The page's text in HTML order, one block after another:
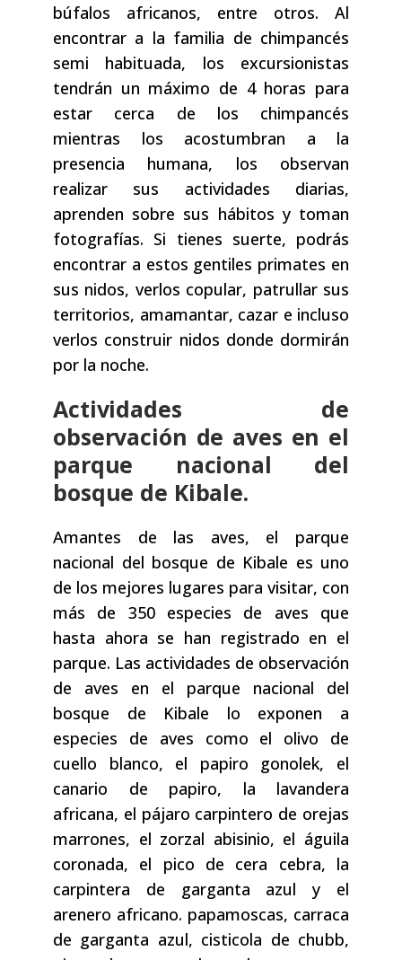
búfalos africanos, entre otros. Al
encontrar a la familia de chimpancés
semi habituada, los excursionistas
tendrán un máximo de 4 horas para
estar cerca de los chimpancés
mientras los acostumbran a la
presencia humana, los observan
realizar sus actividades diarias,
aprenden sobre sus hábitos y toman
fotografías. Si tienes suerte, podrás
encontrar a estos gentiles primates en
sus nidos, verlos copular, patrullar sus
territorios, amamantar, cazar e incluso
verlos construir nidos donde dormirán
por la noche.
Actividades de
observación de aves en el
parque nacional del
bosque de Kibale.
Amantes de las aves, el parque
nacional del bosque de Kibale es uno
de los mejores lugares para visitar, con
más de 350 especies de aves que
hasta ahora se han registrado en el
parque. Las actividades de observación
de aves en el parque nacional del
bosque de Kibale lo exponen a
especies de aves como el olivo de
cuello blanco, el papiro gonolek, el
canario de papiro, la lavandera
africana, el pájaro carpintero de orejas
marrones, el zorzal abisinio, el águila
coronada, el pico de cera cebra, la
carpintera de garganta azul y el
arenero africano. papamoscas, carraca
de garganta azul, cisticola de chubb,